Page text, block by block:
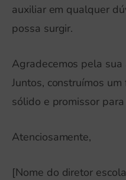
auxiliar em qualquer
possa surgir.
Agradecemos pela sua
Juntos, construímos
sólido e promissor
Atenciosamente,
[Nome do diretor